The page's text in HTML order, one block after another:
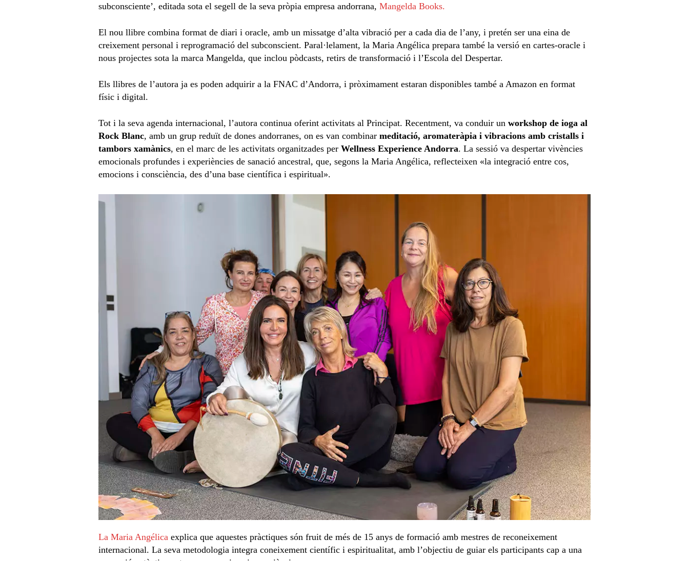
subconsciente’, editada sota el segell de la seva pròpia empresa andorrana, Mangelda Books.
El nou llibre combina format de diari i oracle, amb un missatge d’alta vibració per a cada dia de l’any, i pretén ser una eina de
creixement personal i reprogramació del subconscient. Paral·lelament, la Maria Angélica prepara també la versió en cartes-oracle i
nous projectes sota la marca Mangelda, que inclou pòdcasts, retirs de transformació i l’Escola del Despertar.
Els llibres de l’autora ja es poden adquirir a la FNAC d’Andorra, i pròximament estaran disponibles també a Amazon en format
físic i digital.
Tot i la seva agenda internacional, l’autora continua oferint activitats al Principat. Recentment, va conduir un workshop de ioga al
Rock Blanc, amb un grup reduït de dones andorranes, on es van combinar meditació, aromateràpia i vibracions amb cristalls i
tambors xamànics, en el marc de les activitats organitzades per Wellness Experience Andorra. La sessió va despertar vivències
emocionals profundes i experiències de sanació ancestral, que, segons la Maria Angélica, reflecteixen «la integració entre cos,
emocions i consciència, des d’una base científica i espiritual».
La Maria Angélica explica que aquestes pràctiques són fruit de més de 15 anys de formació amb mestres de reconeixement
internacional. La seva metodologia integra coneixement científic i espiritualitat, amb l’objectiu de guiar els participants cap a una